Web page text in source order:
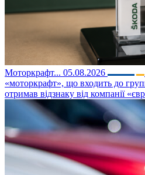
Моторкрафт... 05.08.2026
«моторкрафт», що входить до
отримав відзнаку від компанії